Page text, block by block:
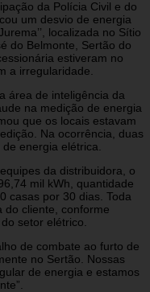
da Polícia Civil e do
um desvio de energia
localizada no Sítio
do Belmonte, Sertão do
estiveram no
a irregularidade.
área de inteligência da
na medição de energia
que os locais estavam
Na ocorrência, duas
energia elétrica.
da distribuidora, o
mil kWh, quantidade
casas por 30 dias. Toda
do cliente, conforme
setor elétrico.
de combate ao furto de
no Sertão. Nossas
de energia e estamos